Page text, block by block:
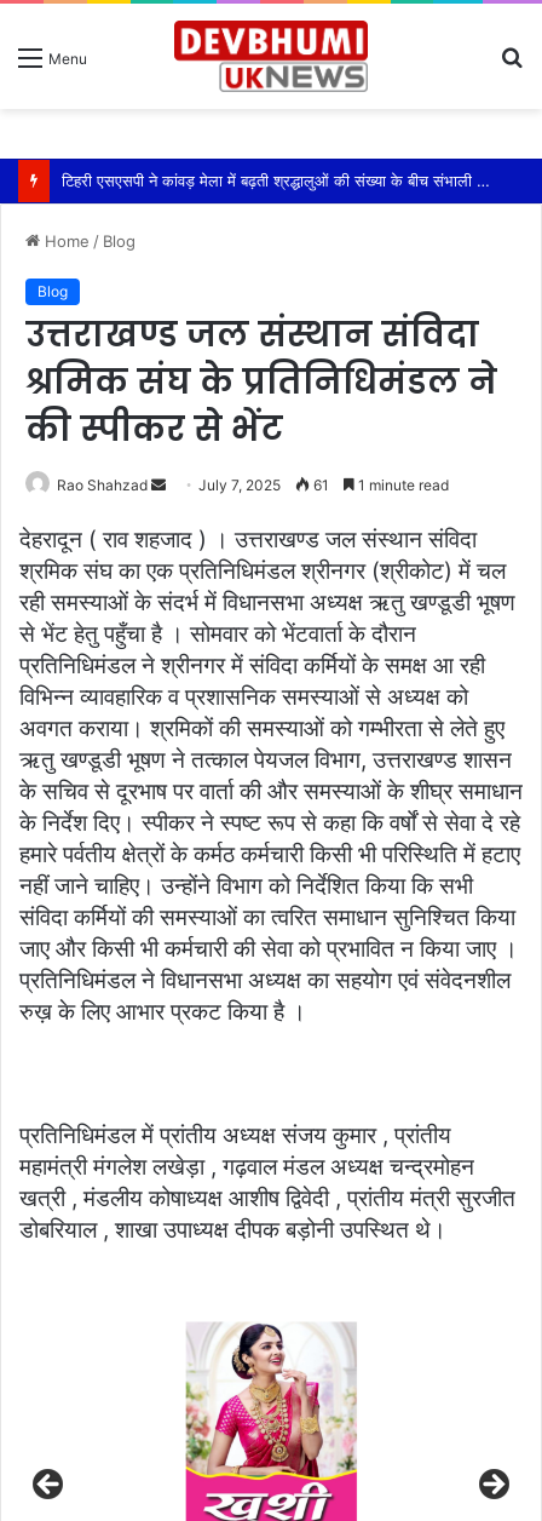
Menu
टिहरी एसएसपी ने कांवड़ मेला में बढ़ती श्रद्धालुओं की संख्या के बीच संभाली यातायात की कमान
Home / Blog
Blog
उत्तराखण्ड जल संस्थान संविदा
श्रमिक संघ के प्रतिनिधिमंडल ने
की स्पीकर से भेंट
Rao Shahzad
Send
email
July 7, 2025 61 1 minute read
देहरादून ( राव शहजाद ) । उत्तराखण्ड जल संस्थान संविदा
श्रमिक संघ का एक प्रतिनिधिमंडल श्रीनगर (श्रीकोट) में चल
रही समस्याओं के संदर्भ में विधानसभा अध्यक्ष ऋतु खण्डूडी भूषण
से भेंट हेतु पहुँचा है । सोमवार को भेंटवार्ता के दौरान
प्रतिनिधिमंडल ने श्रीनगर में संविदा कर्मियों के समक्ष आ रही
विभिन्न व्यावहारिक व प्रशासनिक समस्याओं से अध्यक्ष को
अवगत कराया। श्रमिकों की समस्याओं को गम्भीरता से लेते हुए
ऋतु खण्डूडी भूषण ने तत्काल पेयजल विभाग, उत्तराखण्ड शासन
के सचिव से दूरभाष पर वार्ता की और समस्याओं के शीघ्र समाधान
के निर्देश दिए। स्पीकर ने स्पष्ट रूप से कहा कि वर्षों से सेवा दे रहे
हमारे पर्वतीय क्षेत्रों के कर्मठ कर्मचारी किसी भी परिस्थिति में हटाए
नहीं जाने चाहिए। उन्होंने विभाग को निर्देशित किया कि सभी
संविदा कर्मियों की समस्याओं का त्वरित समाधान सुनिश्चित किया
जाए और किसी भी कर्मचारी की सेवा को प्रभावित न किया जाए ।
प्रतिनिधिमंडल ने विधानसभा अध्यक्ष का सहयोग एवं संवेदनशील
रुख़ के लिए आभार प्रकट किया है ।
प्रतिनिधिमंडल में प्रांतीय अध्यक्ष संजय कुमार , प्रांतीय
महामंत्री मंगलेश लखेड़ा , गढ़वाल मंडल अध्यक्ष चन्द्रमोहन
खत्री , मंडलीय कोषाध्यक्ष आशीष द्विवेदी , प्रांतीय मंत्री सुरजीत
डोबरियाल , शाखा उपाध्यक्ष दीपक बड़ोनी उपस्थित थे।